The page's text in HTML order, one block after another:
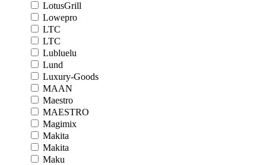
LotusGrill
Lowepro
LTC
LTC
Lubluelu
Lund
Luxury-Goods
MAAN
Maestro
MAESTRO
Magimix
Makita
Makita
Maku